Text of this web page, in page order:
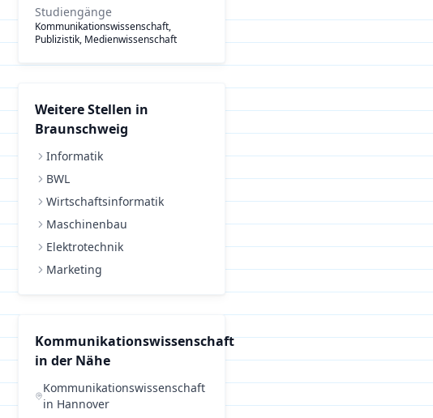
Studiengänge
Kommunikationswissenschaft,
Publizistik, Medienwissenschaft
Weitere Stellen in
Braunschweig
Informatik
BWL
Wirtschaftsinformatik
Maschinenbau
Elektrotechnik
Marketing
Kommunikationswissenschaft
in der Nähe
Kommunikationswissenschaft
in Hannover